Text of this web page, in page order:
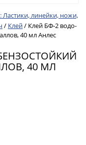
Ластики, линейки, ножи,
/ Клей/ Клей БФ-2 водо-
40 мл Анлес
40 МЛ